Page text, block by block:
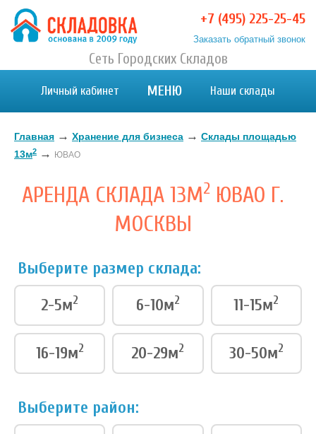
Хранение вещей в Москве и МО. Склад временного
Хранение вещей в Москве и МО. Склад временного хранения. Складовка
+7 (495) 225-25-45
Заказать обратный звонок
Сеть Городских Складов
Личный кабинет МЕНЮ Наши склады
Главная → Хранение для бизнеса → Склады площадью
13м2 → ЮВАО
АРЕНДА СКЛАДА 13М2 ЮВАО Г.
МОСКВЫ
Выберите размер склада:
2-5м2 6-10м2 11-15м2
16-19м2 20-29м2 30-50м2
Выберите район: